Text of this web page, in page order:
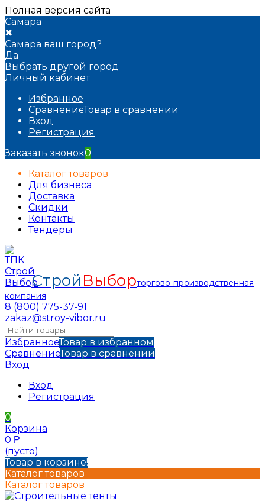
Полная версия сайта
Самара
✖
Самара ваш город?
Да
Выбрать другой город
Личный кабинет
Избранное
СравнениеТовар в сравнении
Вход
Регистрация
Заказать звонок0
Каталог товаров
Для бизнеса
Доставка
Скидки
Контакты
Тендеры
СтройВыборторгово-производственная
компания
8 (800) 775-37-91
zakaz@stroy-vibor.ru
ИзбранноеТовар в избранном
СравнениеТовар в сравнении
Вход
Вход
Регистрация
0
Корзина
0 Р
(пусто)
Товар в корзине!
Каталог товаров
Каталог товаров